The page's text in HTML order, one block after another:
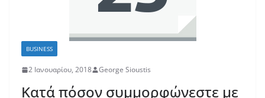
BUSINESS
2 Ιανουαρίου, 2018 George Sioustis
Κατά πόσον συμμορφώνεστε με